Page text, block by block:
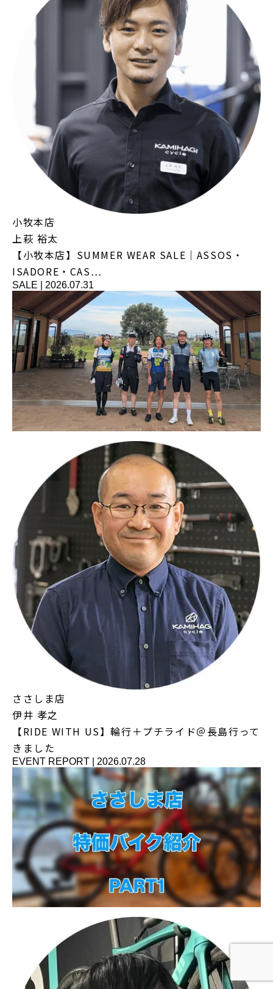
小牧本店
上萩 裕太
【小牧本店】SUMMER WEAR SALE｜ASSOS・
ISADORE・CAS…
SALE 2026.07.31
ささしま店
伊井 孝之
【RIDE WITH US】輪行＋プチライド＠長島行って
きました
EVENT REPORT 2026.07.28